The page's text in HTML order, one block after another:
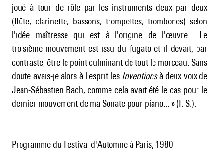
joué à tour de rôle par les instruments deux par deux
(flûte, clarinette, bassons, trompettes, trombones) selon
l'idée maîtresse qui est à l'origine de l'œuvre... Le
troisième mouvement est issu du fugato et il devait, par
contraste, être le point culminant de tout le morceau. Sans
doute avais-je alors à l'esprit les Inventionsà deux voix de
Jean-Sébastien Bach, comme cela avait été le cas pour le
dernier mouvement de ma Sonate pour piano... » (I. S.).
Programme du Festival d'Automne à Paris, 1980